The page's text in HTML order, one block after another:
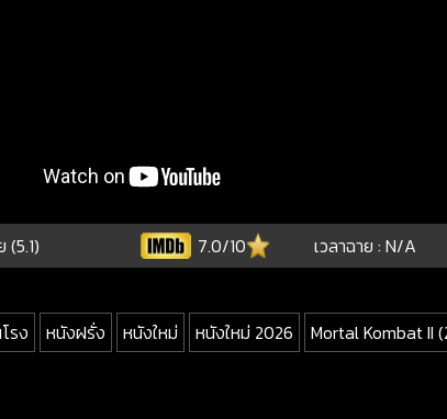
(5.1) 7.0/10 เวลาฉาย :N/A
รง หนังฝรั่ง หนังใหม่ หนังใหม่ 2026
Mortal Kombat II